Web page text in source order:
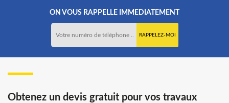
ON VOUS RAPPELLE IMMEDIATEMENT
Obtenez un devis gratuit pour vos travaux